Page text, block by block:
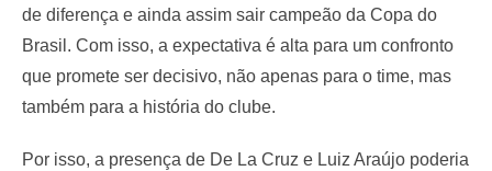
de diferença e ainda assim sair campeão da Copa do
Brasil. Com isso, a expectativa é alta para um confronto
que promete ser decisivo, não apenas para o time, mas
também para a história do clube.
Por isso, a presença de De La Cruz e Luiz Araújo poderia